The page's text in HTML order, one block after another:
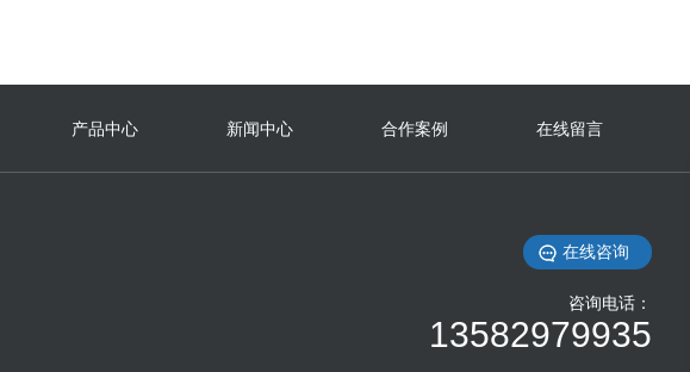
产品中心 新闻中心 合作案例 在线留言
在线咨询
咨询电话：
13582979935